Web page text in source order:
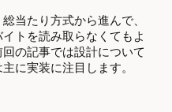
当たり方式から進んで、
トを読み取らなくてもよ
の記事では設計について
に実装に注目します。